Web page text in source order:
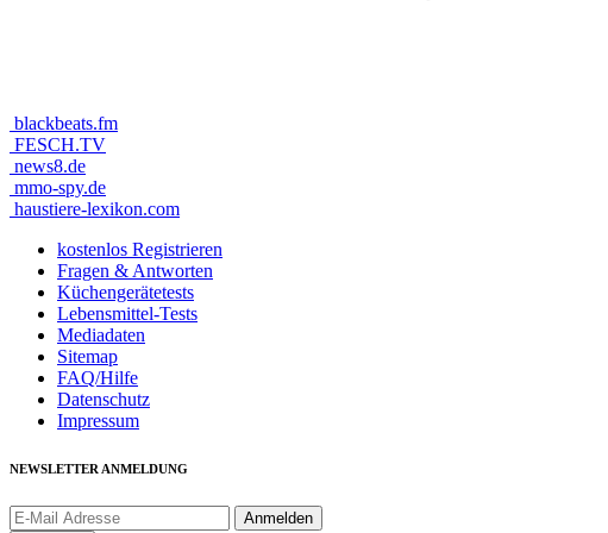
blackbeats.fm
FESCH.TV
news8.de
mmo-spy.de
haustiere-lexikon.com
kostenlos Registrieren
Fragen & Antworten
Küchengerätetests
Lebensmittel-Tests
Mediadaten
Sitemap
FAQ/Hilfe
Datenschutz
Impressum
NEWSLETTER ANMELDUNG